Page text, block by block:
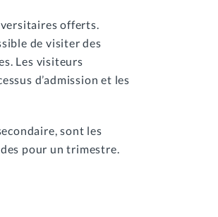
offerts.
de visiter des
Les visiteurs
d’admission et les
sont les
pour un trimestre.